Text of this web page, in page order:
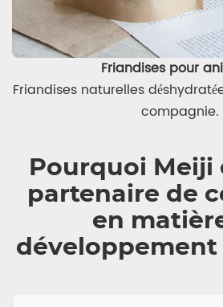
Friandises pour
Friandises naturelles
compagnie.
Pourquoi Meiji
partenaire de
en
développement